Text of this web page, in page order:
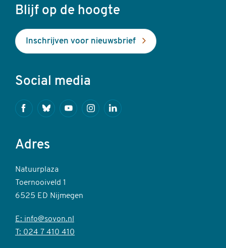
Blijf op de hoogte
Inschrijven voor nieuwsbrief
Social media
FacebookBlueskyYoutubeInstagramLinkedin
Adres
Natuurplaza
Toernooiveld 1
6525 ED Nijmegen
E: info@sovon.nl
T: 024 7 410 410